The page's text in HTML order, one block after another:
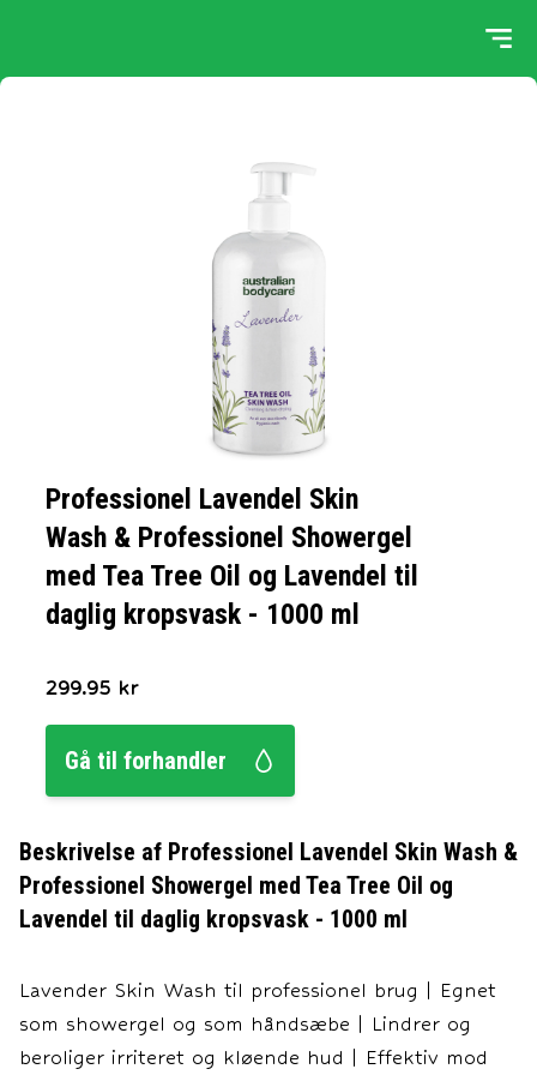
Professionel Lavendel Skin
Wash & Professionel Showergel
med Tea Tree Oil og Lavendel til
daglig kropsvask - 1000 ml
299.95 kr
Gå til forhandler
Beskrivelse af Professionel Lavendel Skin Wash &
Professionel Showergel med Tea Tree Oil og
Lavendel til daglig kropsvask - 1000 ml
Lavender Skin Wash til professionel brug | Egnet
som showergel og som håndsæbe | Lindrer og
beroliger irriteret og kløende hud | Effektiv mod